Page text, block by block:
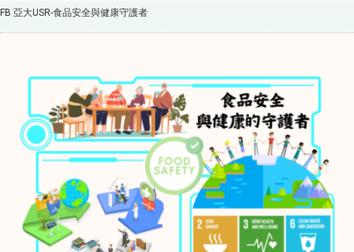
FB 亞大USR-食品安全與健康守護者